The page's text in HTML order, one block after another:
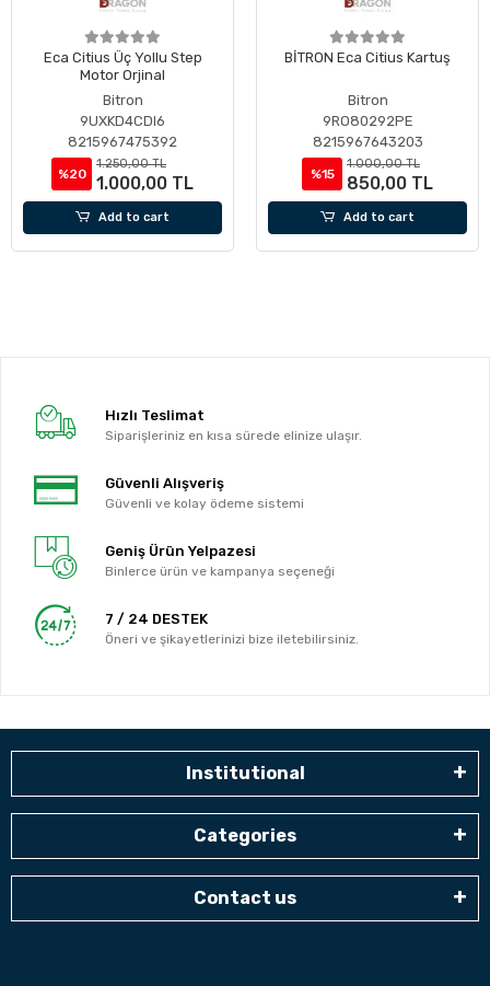
Eca Citius Üç Yollu Step
Motor Orjinal
Bitron
9UXKD4CDI6
8215967475392
%20
1.250,00 TL
1.000,00 TL
Add to cart
BİTRON Eca Citius Kartuş
Bitron
9RO80292PE
8215967643203
%15
1.000,00 TL
850,00 TL
Add to cart
Hızlı Teslimat
Siparişleriniz en kısa sürede elinize ulaşır.
Güvenli Alışveriş
Güvenli ve kolay ödeme sistemi
Geniş Ürün Yelpazesi
Binlerce ürün ve kampanya seçeneği
7 / 24 DESTEK
Öneri ve şikayetlerinizi bize iletebilirsiniz.
Institutional
Categories
Contact us